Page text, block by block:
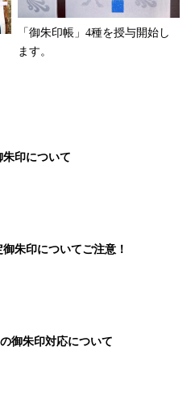
「御朱印帳」4種を授与開始し
ます。
印について
朱印についてご注意！
御朱印対応について